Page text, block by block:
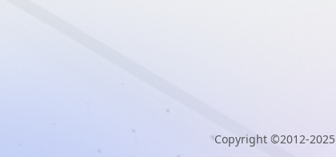
Copyright ©2012-2025